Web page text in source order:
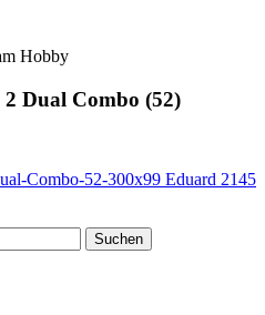
Dual Combo (52)
Suchen